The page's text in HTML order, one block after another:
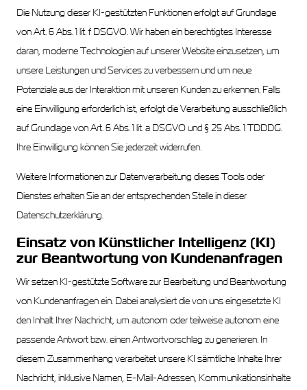
Die Nutzung dieser KI-gestützten Funktionen erfolgt auf Grundlage
von Art. 6 Abs. 1 lit. f DSGVO. Wir haben ein berechtigtes Interesse
daran, moderne Technologien auf unserer Website einzusetzen, um
unsere Leistungen und Services zu verbessern und um neue
Potenziale aus der Interaktion mit unseren Kunden zu erkennen. Falls
eine Einwilligung erforderlich ist, erfolgt die Verarbeitung ausschließlich
auf Grundlage von Art. 6 Abs. 1 lit. a DSGVO und § 25 Abs. 1 TDDDG.
Ihre Einwilligung können Sie jederzeit widerrufen.
Weitere Informationen zur Datenverarbeitung dieses Tools oder
Dienstes erhalten Sie an der entsprechenden Stelle in dieser
Datenschutzerklärung.
Einsatz von Künstlicher Intelligenz (KI)
zur Beantwortung von Kundenanfragen
Wir setzen KI-gestützte Software zur Bearbeitung und Beantwortung
von Kundenanfragen ein. Dabei analysiert die von uns eingesetzte KI
den Inhalt Ihrer Nachricht, um autonom oder teilweise autonom eine
passende Antwort bzw. einen Antwortvorschlag zu generieren. In
diesem Zusammenhang verarbeitet unsere KI sämtliche Inhalte Ihrer
Nachricht, inklusive Namen, E-Mail-Adressen, Kommunikationsinhalte